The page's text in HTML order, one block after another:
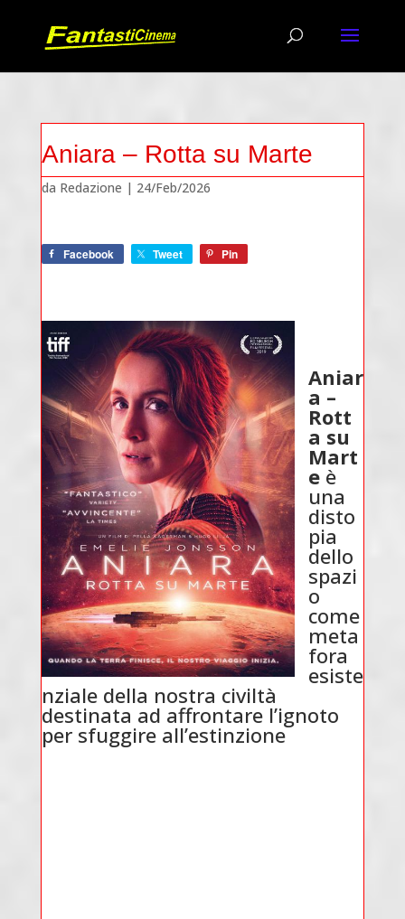
Aniara – Rotta su Marte
da Redazione | 24/Feb/2026
Facebook Tweet Pin
Aniar
a –
Rott
a su
Mart
e è
una
disto
pia
dello
spazi
o
come
meta
fora
esiste
nziale della nostra civiltà
destinata ad affrontare l’ignoto
per sfuggire all’estinzione